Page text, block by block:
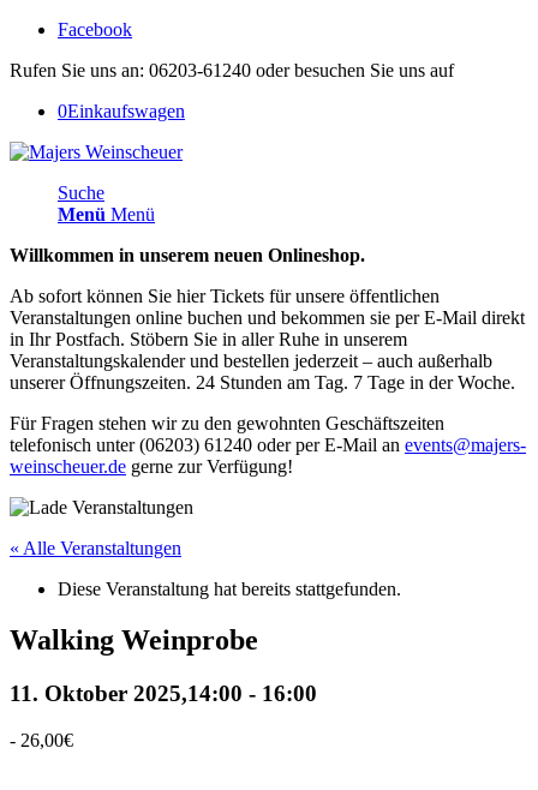
Facebook
Rufen Sie uns an: 06203-61240 oder besuchen Sie uns auf
0Einkaufswagen
Suche
Menü Menü
Willkommen in unserem neuen Onlineshop.
Ab sofort können Sie hier Tickets für unsere öffentlichen
Veranstaltungen online buchen und bekommen sie per E-Mail direkt
in Ihr Postfach. Stöbern Sie in aller Ruhe in unserem
Veranstaltungskalender und bestellen jederzeit – auch außerhalb
unserer Öffnungszeiten. 24 Stunden am Tag. 7 Tage in der Woche.
Für Fragen stehen wir zu den gewohnten Geschäftszeiten
telefonisch unter (06203) 61240 oder per E-Mail an events@majers-
weinscheuer.de gerne zur Verfügung!
« Alle Veranstaltungen
Diese Veranstaltung hat bereits stattgefunden.
Walking Weinprobe
11. Oktober 2025,14:00 - 16:00
- 26,00€